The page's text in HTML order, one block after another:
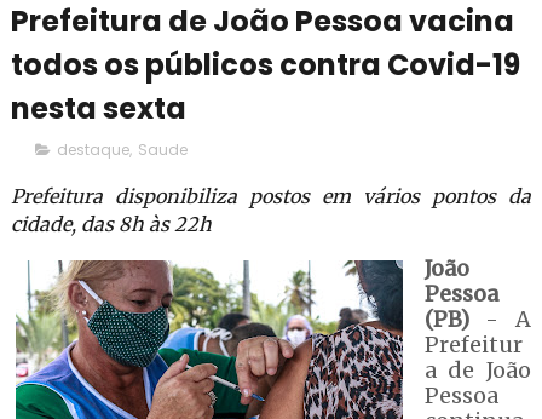
Prefeitura de João Pessoa vacina
todos os públicos contra Covid-19
nesta sexta
destaque, Saude
Prefeitura disponibiliza postos em vários pontos da
cidade, das 8h às 22h
João
Pessoa
(PB)- A
Prefeitur
a de João
Pessoa